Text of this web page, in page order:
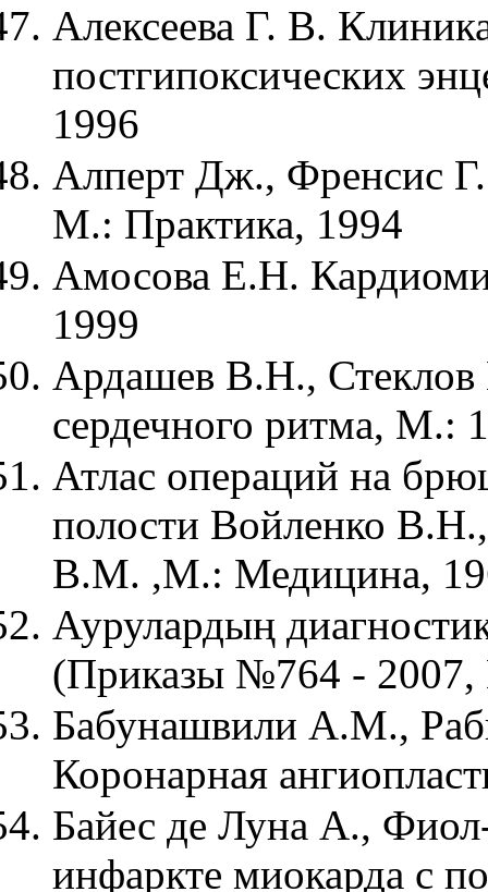
Алексеева Г. В.
постгипоксических
1996
Алперт Дж., Френсис
М.: Практика, 1994
Амосова Е.Н.
1999
Ардашев В.Н.,
сердечного ритма, М.:
Атлас операций на
полости Войленко
В.М. ,М.: Медицина,
Аурулардың
(Приказы №764 -
Бабунашвили А.М.,
Коронарная
Байес де Луна А.,
инфаркте миокарда с